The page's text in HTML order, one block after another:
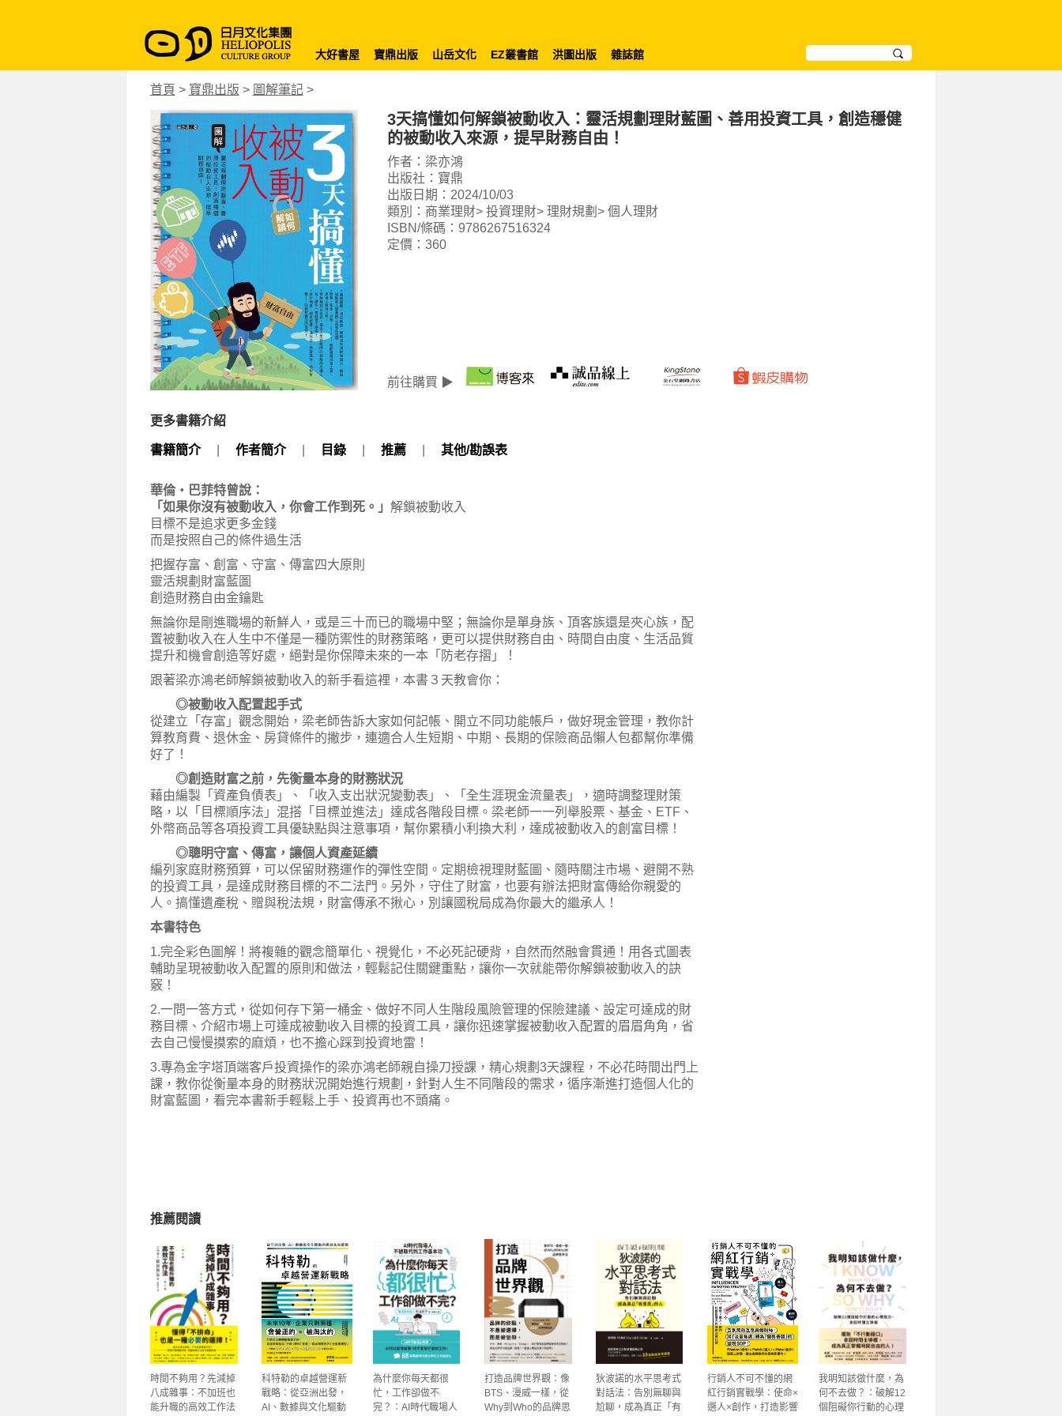
大好書屋 寶鼎出版 山岳文化 EZ叢書館 洪圖出版 雜誌館
首頁 > 寶鼎出版 > 圖解筆記>
3天搞懂如何解鎖被動收入：靈活規劃理財藍圖、善用投資工具，創造穩健
的被動收入來源，提早財務自由！
作者：梁亦鴻
出版社：寶鼎
出版日期：2024/10/03
類別：商業理財> 投資理財> 理財規劃> 個人理財
ISBN/條碼：9786267516324
定價：360
前往購買 ▶
更多書籍介紹
書籍簡介 作者簡介 目錄 推薦 其他/勘誤表
華倫・巴菲特曾說：
「如果你沒有被動收入，你會工作到死。」 解鎖被動收入
目標不是追求更多金錢
而是按照自己的條件過生活
把握存富、創富、守富、傳富四大原則
靈活規劃財富藍圖
創造財務自由金鑰匙
無論你是剛進職場的新鮮人，或是三十而已的職場中堅；無論你是單身族、頂客族還是夾心族，配
置被動收入在人生中不僅是一種防禦性的財務策略，更可以提供財務自由、時間自由度、生活品質
提升和機會創造等好處，絕對是你保障未來的一本「防老存摺」！
跟著梁亦鴻老師解鎖被動收入的新手看這裡，本書３天教會你：
◎被動收入配置起手式
從建立「存富」觀念開始，梁老師告訴大家如何記帳、開立不同功能帳戶，做好現金管理，教你計
算教育費、退休金、房貸條件的撇步，連適合人生短期、中期、長期的保險商品懶人包都幫你準備
好了！
◎創造財富之前，先衡量本身的財務狀況
藉由編製「資產負債表」、「收入支出狀況變動表」、「全生涯現金流量表」，適時調整理財策
略，以「目標順序法」混搭「目標並進法」達成各階段目標。梁老師一一列舉股票、基金、ETF、
外幣商品等各項投資工具優缺點與注意事項，幫你累積小利換大利，達成被動收入的創富目標！
◎聰明守富、傳富，讓個人資產延續
編列家庭財務預算，可以保留財務運作的彈性空間。定期檢視理財藍圖、隨時關注市場、避開不熟
的投資工具，是達成財務目標的不二法門。另外，守住了財富，也要有辦法把財富傳給你親愛的
人。搞懂遺產稅、贈與稅法規，財富傳承不揪心，別讓國稅局成為你最大的繼承人！
本書特色
1.完全彩色圖解！將複雜的觀念簡單化、視覺化，不必死記硬背，自然而然融會貫通！用各式圖表
輔助呈現被動收入配置的原則和做法，輕鬆記住關鍵重點，讓你一次就能帶你解鎖被動收入的訣
竅！
2.一問一答方式，從如何存下第一桶金、做好不同人生階段風險管理的保險建議、設定可達成的財
務目標、介紹市場上可達成被動收入目標的投資工具，讓你迅速掌握被動收入配置的眉眉角角，省
去自己慢慢摸索的麻煩，也不擔心踩到投資地雷！
3.專為金字塔頂端客戶投資操作的梁亦鴻老師親自操刀授課，精心規劃3天課程，不必花時間出門上
課，教你從衡量本身的財務狀況開始進行規劃，針對人生不同階段的需求，循序漸進打造個人化的
財富藍圖，看完本書新手輕鬆上手、投資再也不頭痛。
推薦閱讀
時間不夠用？先減掉
八成雜事：不加班也
能升職的高效工作法
科特勒的卓越營運新
戰略：從亞洲出發，
AI、數據與文化驅動
為什麼你每天都很
忙，工作卻做不
完？：AI時代職場人
打造品牌世界觀：像
BTS、漫威一樣，從
Why到Who的品牌思
狄波諾的水平思考式
對話法：告別無聊與
尬聊，成為真正「有
行銷人不可不懂的網
紅行銷實戰學：使命×
選人×創作，打造影響
我明知該做什麼，為
何不去做？：破解12
個阻礙你行動的心理